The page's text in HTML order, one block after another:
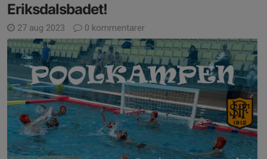
Eriksdalsbadet!
27 aug 2023 0 kommentarer